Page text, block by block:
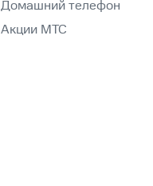
Домашний телефон
Акции МТС